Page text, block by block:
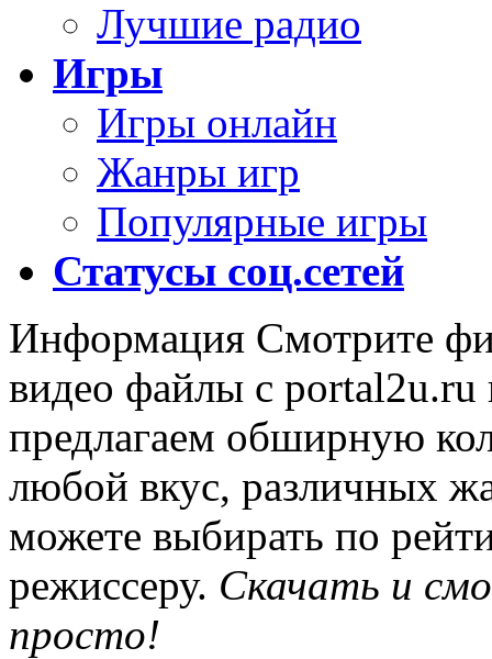
Лучшие радио
Игры
Игры онлайн
Жанры игр
Популярные игры
Статусы соц.сетей
Информация Смотрите
видео файлы с
предлагаем обширную
любой вкус, различных
можете выбирать по
режиссеру. Скачать и
просто!